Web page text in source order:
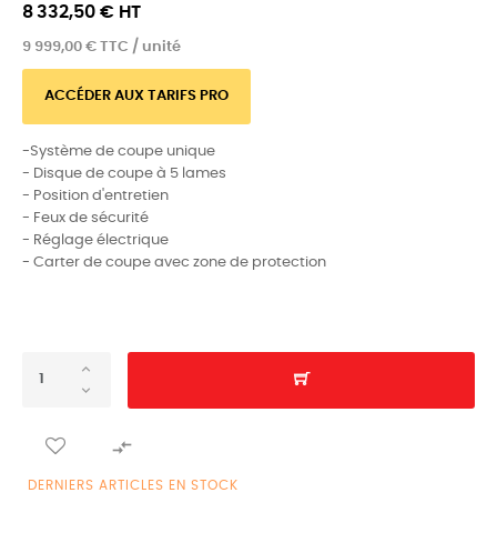
8 332,50 € HT
9 999,00 € TTC / unité
ACCÉDER AUX TARIFS PRO
-Système de coupe unique
- Disque de coupe à 5 lames
- Position d'entretien
- Feux de sécurité
- Réglage électrique
- Carter de coupe avec zone de protection

DERNIERS ARTICLES EN STOCK